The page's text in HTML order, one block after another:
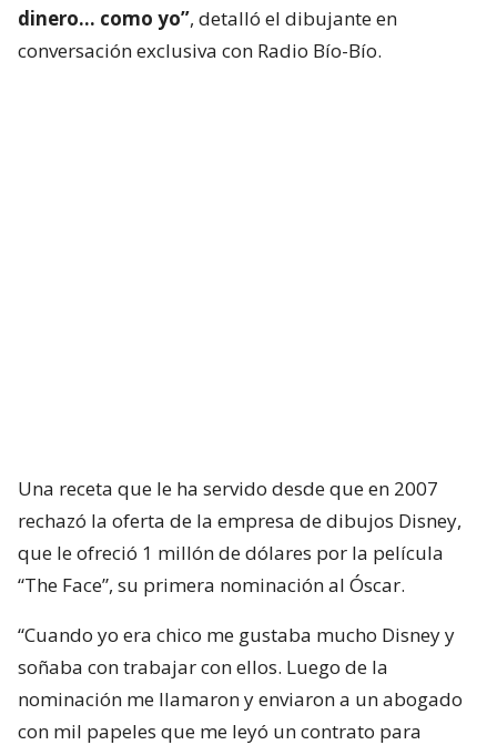
dinero… como yo”, detalló el dibujante en
conversación exclusiva con Radio Bío-Bío.
Una receta que le ha servido desde que en 2007
rechazó la oferta de la empresa de dibujos Disney,
que le ofreció 1 millón de dólares por la película
“The Face”, su primera nominación al Óscar.
“Cuando yo era chico me gustaba mucho Disney y
soñaba con trabajar con ellos. Luego de la
nominación me llamaron y enviaron a un abogado
con mil papeles que me leyó un contrato para